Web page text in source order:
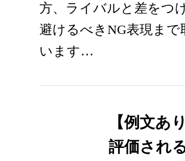
方、ライバルと差をつ
避けるべきNG表現まで
います…
【例文あ
評価され